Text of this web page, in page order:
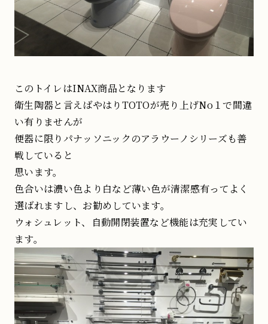
このトイレはINAX商品となります
衛生陶器と言えばやはりTOTOが売り上げNo１で間違
い有りませんが
便器に限りパナッソニックのアラウーノシリーズも善
戦していると
思います。
色合いは濃い色より白など薄い色が清潔感有ってよく
選ばれますし、お勧めしています。
ウォシュレット、自動開閉装置など機能は充実してい
ます。